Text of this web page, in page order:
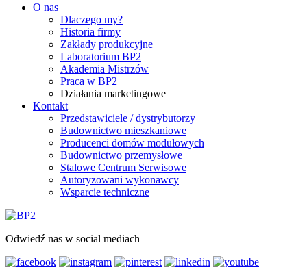
O nas
Dlaczego my?
Historia firmy
Zakłady produkcyjne
Laboratorium BP2
Akademia Mistrzów
Praca w BP2
Działania marketingowe
Kontakt
Przedstawiciele / dystrybutorzy
Budownictwo mieszkaniowe
Producenci domów modułowych
Budownictwo przemysłowe
Stalowe Centrum Serwisowe
Autoryzowani wykonawcy
Wsparcie techniczne
Odwiedź nas w social mediach